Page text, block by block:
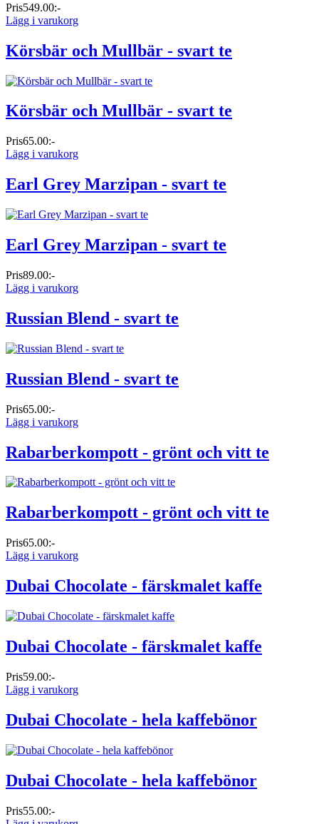
Pris549.00:-
Lägg i varukorg
Körsbär och Mullbär - svart te
Körsbär och Mullbär - svart te
Pris65.00:-
Lägg i varukorg
Earl Grey Marzipan - svart te
Earl Grey Marzipan - svart te
Pris89.00:-
Lägg i varukorg
Russian Blend - svart te
Russian Blend - svart te
Pris65.00:-
Lägg i varukorg
Rabarberkompott - grönt och vitt te
Rabarberkompott - grönt och vitt te
Pris65.00:-
Lägg i varukorg
Dubai Chocolate - färskmalet kaffe
Dubai Chocolate - färskmalet kaffe
Pris59.00:-
Lägg i varukorg
Dubai Chocolate - hela kaffebönor
Dubai Chocolate - hela kaffebönor
Pris55.00:-